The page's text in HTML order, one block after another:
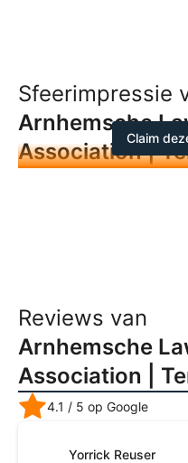
Sfeerimpressie
Arnhemsche
Association |
Jouw
Claim
Reviews van
Arnhemsche
Association |
4.1 / 5 op Google
Yorrick Reuser